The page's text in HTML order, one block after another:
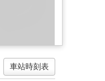
車站時刻表